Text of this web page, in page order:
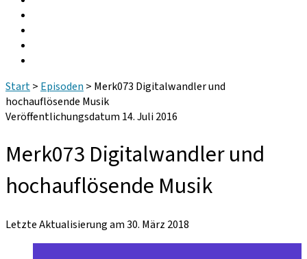
Start> Episoden > Merk073 Digitalwandler und
hochauflösende Musik
Veröffentlichungsdatum 14. Juli 2016
Merk073 Digitalwandler und
hochauflösende Musik
Letzte Aktualisierung am 30. März 2018